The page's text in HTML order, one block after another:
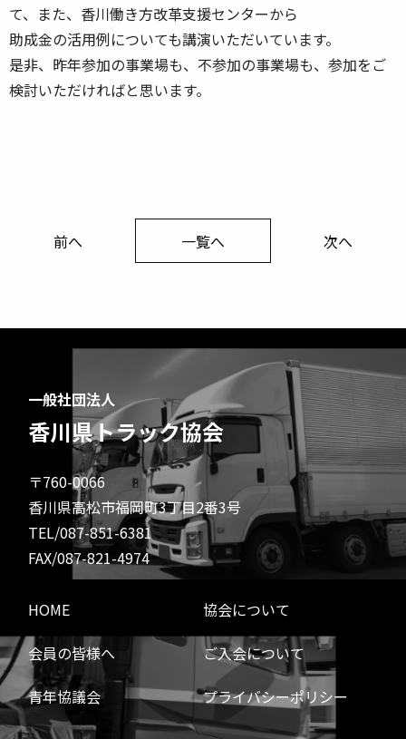
て、また、香川働き方改革支援センターから
助成金の活用例についても講演いただいています。
是非、昨年参加の事業場も、不参加の事業場も、参加をご
検討いただければと思います。
前へ 一覧へ 次へ
一般社団法人
香川県トラック協会
〒760-0066
香川県高松市福岡町3丁目2番3号
TEL/087-851-6381
FAX/087-821-4974
HOME
協会について
会員の皆様へ
ご入会について
青年協議会
プライバシーポリシー